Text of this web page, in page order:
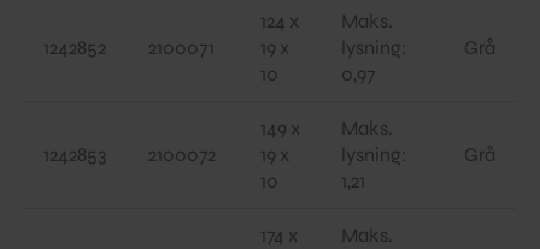
1242852 2100071
124 x
19 x
10
Maks.
lysning:
0,97
Grå
1242853 2100072
149 x
19 x
10
Maks.
lysning:
1,21
Grå
174 x
Maks.